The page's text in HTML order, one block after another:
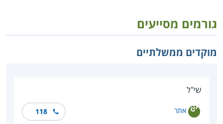
גורמים מסייעים
מוקדים ממשלתיים
שי"ל
אתר 118